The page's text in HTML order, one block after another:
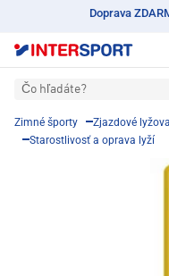
Doprava
Čo hľadáte?
Zimné športy Zjazdové
Starostlivosť a oprava lyží